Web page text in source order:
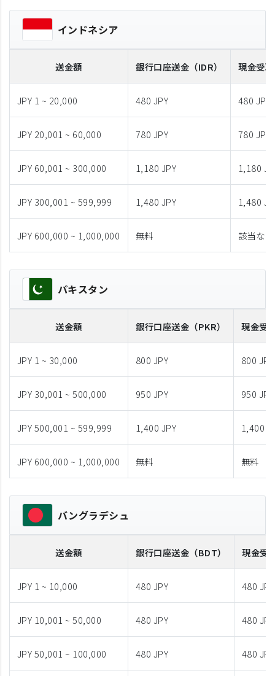
インドネシア
送金額 銀行口座送金 （IDR） 現金受取
JPY 1 ~ 20,000 480 JPY 480 JPY
JPY 20,001 ~ 60,000 780 JPY 780 JPY
JPY 60,001 ~ 300,000 1,180 JPY 1,180
JPY 300,001 ~ 599,999 1,480 JPY 1,480
JPY 600,000 ~ 1,000,000 無料 該当なし
パキスタン
送金額 銀行口座送金 （PKR） 現金受
JPY 1 ~ 30,000 800 JPY 800 JPY
JPY 30,001 ~ 500,000 950 JPY 950 JPY
JPY 500,001 ~ 599,999 1,400 JPY 1,400
JPY 600,000 ~ 1,000,000 無料 無料
バングラデシュ
送金額 銀行口座送金 （BDT） 現金受
JPY 1 ~ 10,000 480 JPY 480 JPY
JPY 10,001 ~ 50,000 480 JPY 480 JPY
JPY 50,001 ~ 100,000 480 JPY 480 JPY